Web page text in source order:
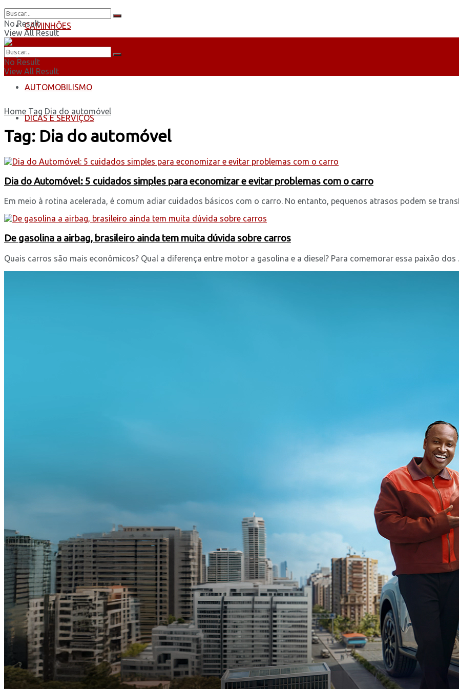
CAMINHÕES
ÔNIBUS
AUTOMOBILISMO
DICAS E SERVIÇOS
No Result
View All Result
No Result
View All Result
Home Tag Dia do automóvel
Tag: Dia do automóvel
Dia do Automóvel: 5 cuidados simples para economizar e evitar problemas com o carro
Em meio à rotina acelerada, é comum adiar cuidados básicos com o carro. No entanto, pequenos atrasos podem se
De gasolina a airbag, brasileiro ainda tem muita dúvida sobre carros
Quais carros são mais econômicos? Qual a diferença entre motor a gasolina e a diesel? Para comemorar essa paixão dos